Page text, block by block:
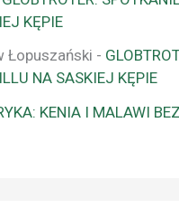
KĘPIE
Łopuszański -
NA SASKIEJ KĘPIE
KENIA I MALAWI